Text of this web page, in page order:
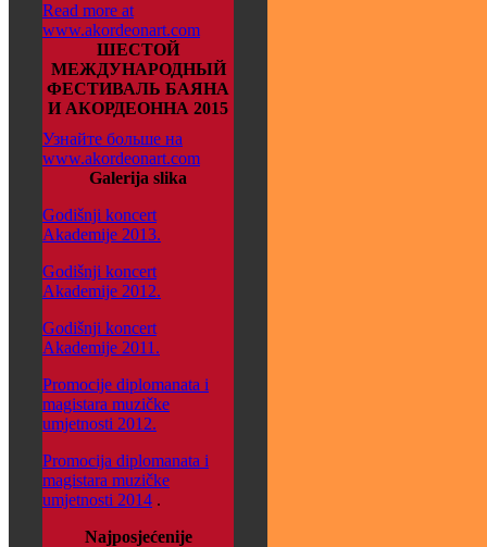
Read more at
www.akordeonart.com
ШЕСТОЙ
МЕЖДУНАРОДНЫЙ
ФЕСТИВАЛЬ БАЯНА
И АКОРДЕОННА 2015
Узнайте больше на
www.akordeonart.com
Galerija slika
Godišnji koncert
Akademije 2013.
Godišnji koncert
Akademije 2012.
Godišnji koncert
Akademije 2011.
Promocije diplomanata i
magistara muzičke
umjetnosti 2012.
Promocija diplomanata i
magistara muzičke
umjetnosti 2014 .
Najposjećenije